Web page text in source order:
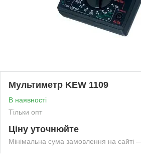
Мультиметр KEW 1109
В наявності
Тільки опт
Ціну уточнюйте
Мінімальна сума замовлення на сайті